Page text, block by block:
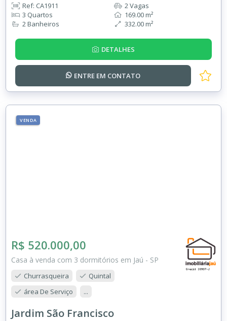
Ref: CA1911
3 Quartos
2 Banheiros
2 Vagas
169.00 m²
332.00 m²
DETALHES
ENTRE EM CONTATO
VENDA
R$ 520.000,00
Casa à venda com 3 dormitórios em Jaú - SP
Churrasqueira
Quintal
área De Serviço
...
Jardim São Francisco